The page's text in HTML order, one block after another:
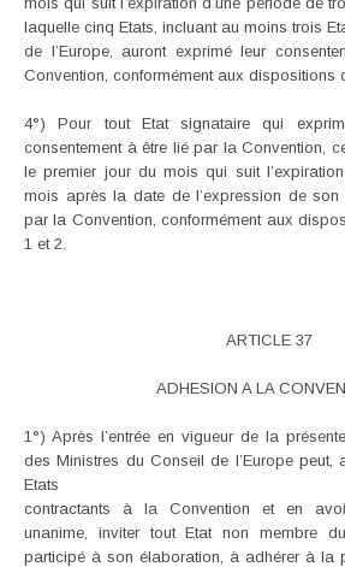
laquelle cinq Etats, incluant au moins trois
de l’Europe, auront exprimé leur
Convention, conformément aux dispositions
4°) Pour tout Etat signataire qui
consentement à être lié par la Convention,
le premier jour du mois qui suit
mois après la date de l’expression de son
par la Convention, conformément aux
1 et 2.
ARTICLE 37
ADHESION A LA
1°) Après l’entrée en vigueur de la
des Ministres du Conseil de l’Europe peut,
Etats
contractants à la Convention et en
unanime, inviter tout Etat non membre
participé à son élaboration, à adhérer à la